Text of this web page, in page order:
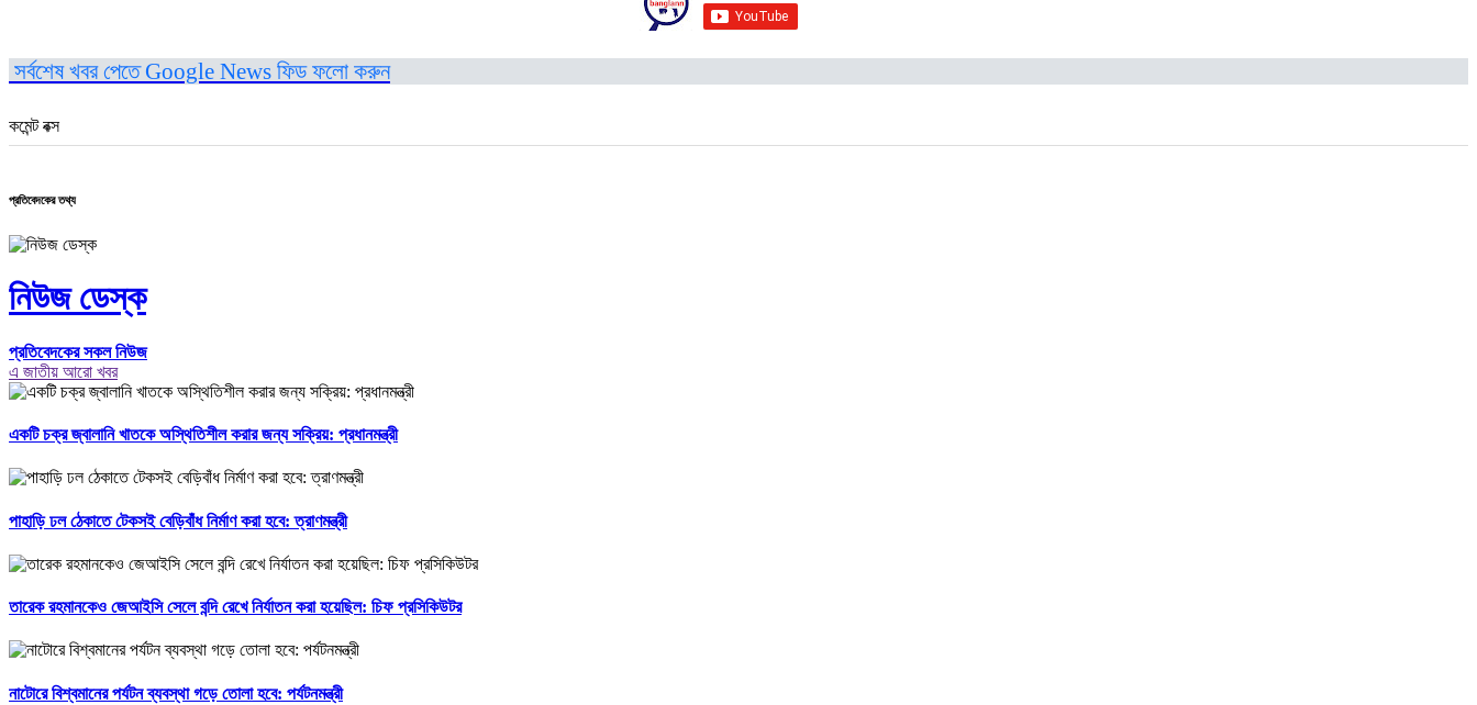
সর্বশেষ খবর পেতে Google News ফিড ফলো করুন
কমেন্ট বক্স
প্রতিবেদকের তথ্য
নিউজ ডেস্ক
প্রতিবেদকের সকল নিউজ
এ জাতীয় আরো খবর
একটি চক্র জ্বালানি খাতকে অস্থিতিশীল করার জন্য সক্রিয়: প্রধানমন্ত্রী
পাহাড়ি ঢল ঠেকাতে টেকসই বেড়িবাঁধ নির্মাণ করা হবে: ত্রাণমন্ত্রী
তারেক রহমানকেও জেআইসি সেলে বন্দি রেখে নির্যাতন করা হয়েছিল: চিফ প্রসিকিউটর
নাটোরে বিশ্বমানের পর্যটন ব্যবস্থা গড়ে তোলা হবে: পর্যটনমন্ত্রী